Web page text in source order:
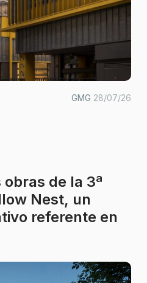
GMG 28/07/26
de la 3ª
Nest, un
referente en